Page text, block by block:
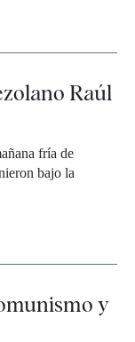
Raúl
fría de
bajo la
y